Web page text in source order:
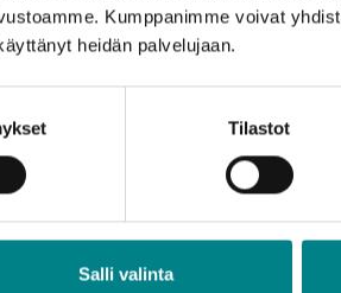
Kumppanimme voivat
heidän palvelujaan.
Tilastot
Salli valinta
osastolta. Mukaan mahtuu 50
tästä!
ajatuksia herättävän